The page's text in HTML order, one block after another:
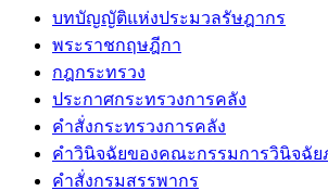
บทบัญญัติแห่งประมวลรัษฎากร
พระราชกฤษฎีกา
กฎกระทรวง
ประกาศกระทรวงการคลัง
คำสั่งกระทรวงการคลัง
คำวินิจฉัยของคณะกรรมการวินิจฉัย
คำสั่งกรมสรรพากร